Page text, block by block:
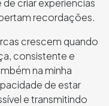
recordações.
crescem quando
consistente e
na minha
de estar
e transmitindo